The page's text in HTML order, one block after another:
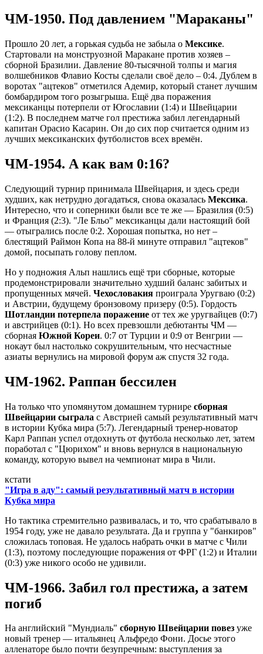
ЧМ-1950. Под давлением "Мараканы"
Прошло 20 лет, а горькая судьба не забыла о Мексике.
Стартовали на монструозной Маракане против хозяев –
сборной Бразилии. Давление 80-тысячной толпы и магия
волшебников Флавио Косты сделали своё дело – 0:4. Дублем в
воротах "ацтеков" отметился Адемир, который станет лучшим
бомбардиром того розыгрыша. Ещё два поражения
мексиканцы потерпели от Югославии (1:4) и Швейцарии
(1:2). В последнем матче гол престижа забил легендарный
капитан Орасио Касарин. Он до сих пор считается одним из
лучших мексиканских футболистов всех времён.
ЧМ-1954. А как вам 0:16?
Следующий турнир принимала Швейцария, и здесь среди
худших, как нетрудно догадаться, снова оказалась Мексика.
Интересно, что и соперники были все те же — Бразилия (0:5)
и Франция (2:3). "Ле Бльо" мексиканцы дали настоящий бой
— отыгрались после 0:2. Хорошая попытка, но нет –
блестящий Раймон Копа на 88-й минуте отправил "ацтеков"
домой, посыпать голову пеплом.
Но у подножия Альп нашлись ещё три сборные, которые
продемонстрировали значительно худший баланс забитых и
пропущенных мячей. Чехословакия проиграла Уругваю (0:2)
и Австрии, будущему бронзовому призеру (0:5). Гордость
Шотландии потерпела поражение от тех же уругвайцев (0:7)
и австрийцев (0:1). Но всех превзошли дебютанты ЧМ —
сборная Южной Кореи. 0:7 от Турции и 0:9 от Венгрии —
нокаут был настолько сокрушительным, что несчастные
азиаты вернулись на мировой форум аж спустя 32 года.
ЧМ-1962. Раппан бессилен
На только что упомянутом домашнем турнире сборная
Швейцарии сыграла с Австрией самый результативный матч
в истории Кубка мира (5:7). Легендарный тренер-новатор
Карл Раппан успел отдохнуть от футбола несколько лет, затем
поработал с "Цюрихом" и вновь вернулся в национальную
команду, которую вывел на чемпионат мира в Чили.
кстати
"Игра в аду": самый результативный матч в истории
Кубка мира
Но тактика стремительно развивалась, и то, что срабатывало в
1954 году, уже не давало результата. Да и группа у "банкиров"
сложилась топовая. Не удалось набрать очки в матче с Чили
(1:3), поэтому последующие поражения от ФРГ (1:2) и Италии
(0:3) уже никого особо не удивили.
ЧМ-1966. Забил гол престижа, а затем
погиб
На английский "Мундиаль" сборную Швейцарии повез уже
новый тренер — итальянец Альфредо Фони. Досье этого
алленаторе было почти безупречным: выступления за